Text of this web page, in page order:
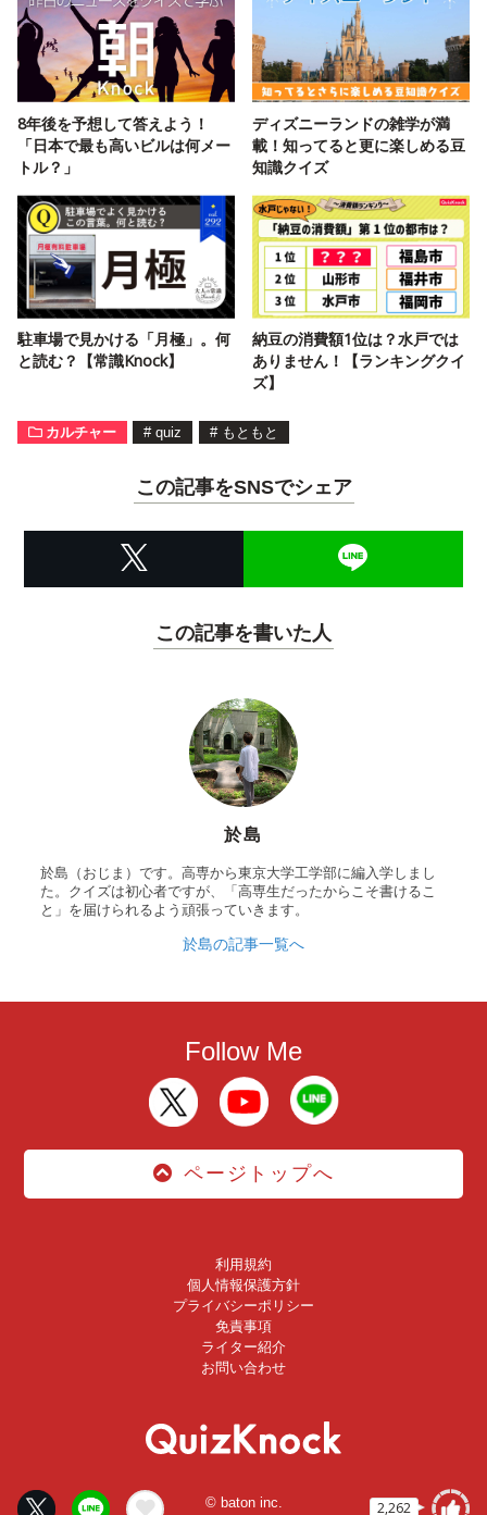
2,262
8年後を予想して答えよう！
「日本で最も高いビルは何メー
トル？」
ディズニーランドの雑学が満
載！知ってると更に楽しめる豆
知識クイズ
駐車場で見かける「月極」。何
と読む？【常識Knock】
納豆の消費額1位は？水戸では
ありません！【ランキングクイ
ズ】
カルチャー # quiz # もともと
この記事をSNSでシェア
この記事を書いた人
於島
於島（おじま）です。高専から東京大学工学部に編入学しまし
た。クイズは初心者ですが、「高専生だったからこそ書けるこ
と」を届けられるよう頑張っていきます。
於島の記事一覧へ
Follow Me
ページトップへ
利用規約
個人情報保護方針
プライバシーポリシー
免責事項
ライター紹介
お問い合わせ
© baton inc.